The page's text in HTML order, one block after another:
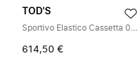
TOD'S
Sportivo Elastico Cassetta 04L
614,50 €